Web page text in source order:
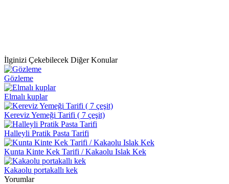
İlginizi Çekebilecek Diğer Konular
Gözleme
Elmalı kuplar
Kereviz Yemeği Tarifi ( 7 çeşit)
Halleyli Pratik Pasta Tarifi
Kunta Kinte Kek Tarifi / Kakaolu Islak Kek
Kakaolu portakallı kek
Yorumlar